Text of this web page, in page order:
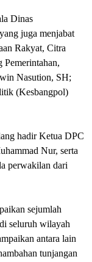
Dinas
juga menjabat
Rakyat, Citra
Nasution, SH;
(Kesbangpol)
hadir Ketua DPC
Nur, serta
perwakilan dari
sejumlah
seluruh wilayah
antara lain
tunjangan